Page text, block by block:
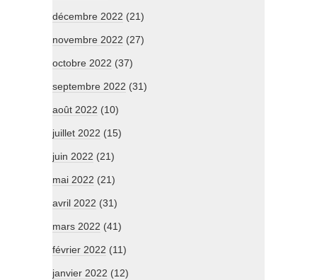
décembre 2022 (21)
novembre 2022 (27)
octobre 2022 (37)
septembre 2022 (31)
août 2022 (10)
juillet 2022 (15)
juin 2022 (21)
mai 2022 (21)
avril 2022 (31)
mars 2022 (41)
février 2022 (11)
janvier 2022 (12)